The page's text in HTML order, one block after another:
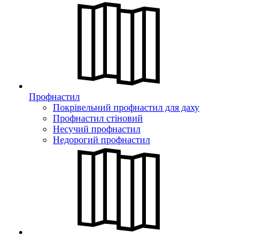
Профнастил
Покрівельний профнастил для даху
Профнастил стіновий
Несучий профнастил
Недорогий профнастил